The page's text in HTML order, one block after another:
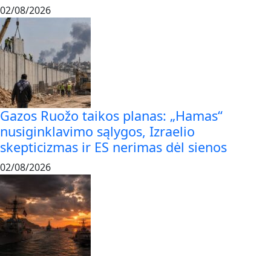
02/08/2026
Gazos Ruožo taikos planas: „Hamas“
nusiginklavimo sąlygos, Izraelio
skepticizmas ir ES nerimas dėl sienos
02/08/2026